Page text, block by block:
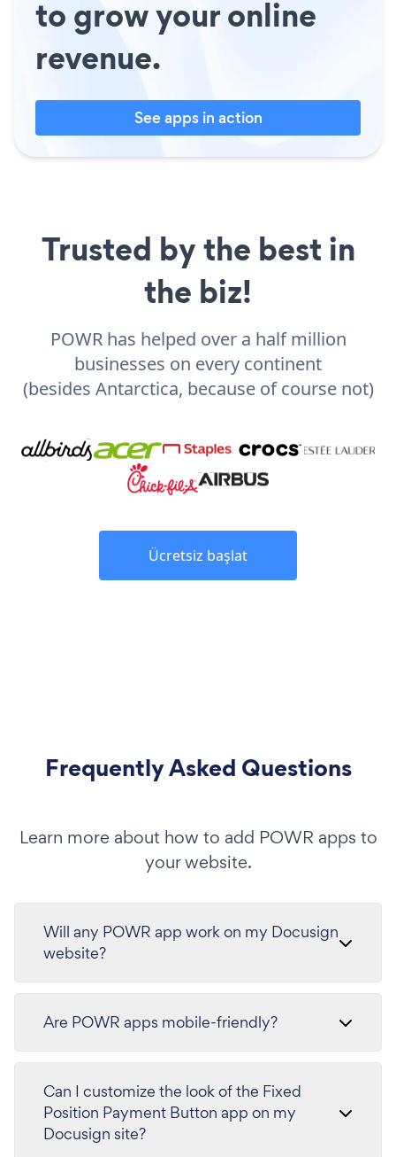
to grow your online
revenue.
See apps in action
Trusted by the best in
the biz!
POWR has helped over a half million
businesses on every continent
(besides Antarctica, because of course not)
Ücretsiz başlat
Frequently Asked Questions
Learn more about how to add POWR apps to
your website.
Will any POWR app work on my Docusign
website?
Are POWR apps mobile-friendly?
Can I customize the look of the Fixed
Position Payment Button app on my
Docusign site?